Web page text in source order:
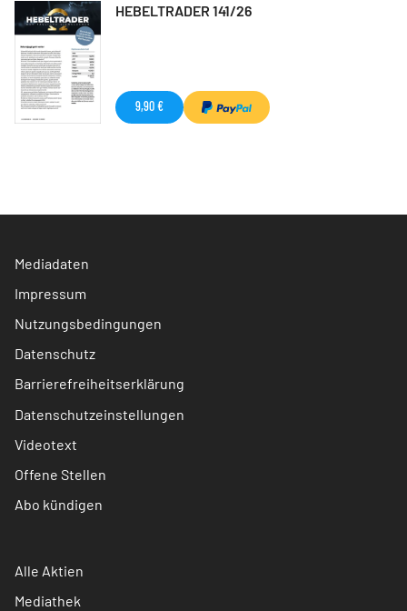
HEBELTRADER 141/26
9,90 €
Mediadaten
Impressum
Nutzungsbedingungen
Datenschutz
Barrierefreiheitserklärung
Datenschutzeinstellungen
Videotext
Offene Stellen
Abo kündigen
Alle Aktien
Mediathek